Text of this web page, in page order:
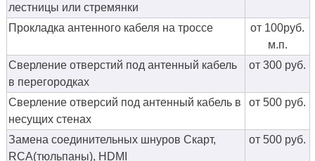
лестницы или стремянки
Прокладка антенного кабеля на троссе
от 100руб.
м.п.
Сверление отверстий под антенный кабель
в перегородках
от 300 руб.
Сверление отверсий под антенный кабель в
несущих стенах
от 500 руб.
Замена соединительных шнуров Скарт,
RCA(тюльпаны), HDMI
от 500 руб.